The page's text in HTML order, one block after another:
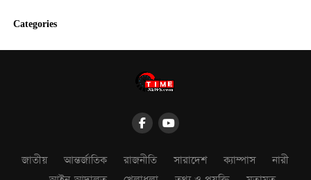
Categories
জাতীয় আন্তর্জাতিক রাজনীতি সারাদেশ ক্যাম্পাস
নারী